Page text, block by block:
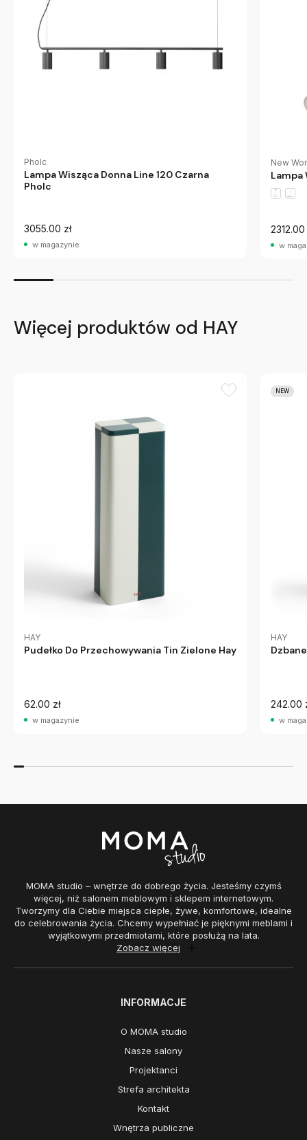
Pholc
Lampa Wisząca Donna Line 120 Czarna
Pholc
3055.00 zł
w magazynie
New
Lampa
2312.00
w
Więcej produktów od HAY
HAY
Pudełko Do Przechowywania Tin Zielone Hay
62.00 zł
w magazynie
NEW
HAY
242.00
w
MOMA studio – wnętrze do dobrego życia. Jesteśmy czymś
więcej, niż salonem meblowym i sklepem internetowym.
Tworzymy dla Ciebie miejsca ciepłe, żywe, komfortowe, idealne
do celebrowania życia. Chcemy wypełniać je pięknymi meblami i
wyjątkowymi przedmiotami, które posłużą na lata.
Zobacz więcej
INFORMACJE
O MOMA studio
Nasze salony
Projektanci
Strefa architekta
Kontakt
Wnętrza publiczne